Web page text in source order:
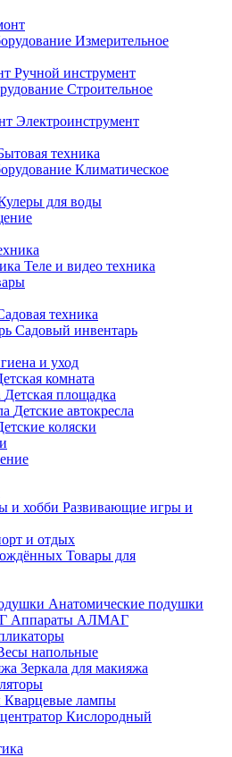
Измерительное
Ручной инструмент
Строительное
Электроинструмент
техника
Климатическое
для воды
Теле и видео техника
техника
Садовый инвентарь
и уход
комната
Детская площадка
Детские автокресла
коляски
Развивающие игры и
и отдых
Товары для
Анатомические подушки
Аппараты АЛМАГ
напольные
Зеркала для макияжа
Кварцевые лампы
Кислородный